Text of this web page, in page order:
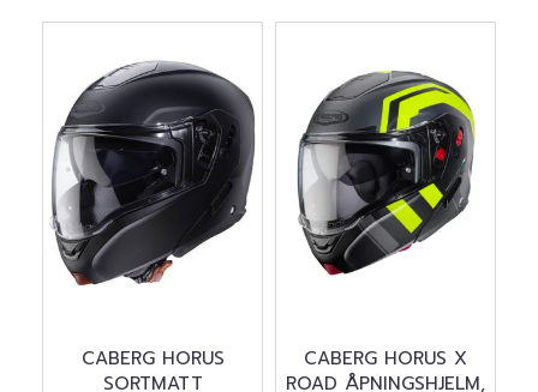
CABERG HORUS
SORTMATT
CABERG HORUS X
ROAD ÅPNINGSHJELM,